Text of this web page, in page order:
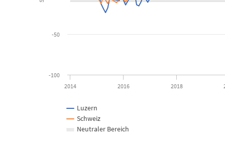
Luzern
Schweiz
Neutraler Bereich
2014 2016 2018
-100
-50